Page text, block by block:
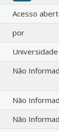
Acesso
por
Não
Não
Não